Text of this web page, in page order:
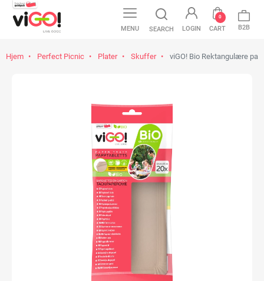
MENU SEARCH LOGIN CART
0
B2B
Hjem Perfect Picnic Plater Skuffer viGO! Bio Rektangulære